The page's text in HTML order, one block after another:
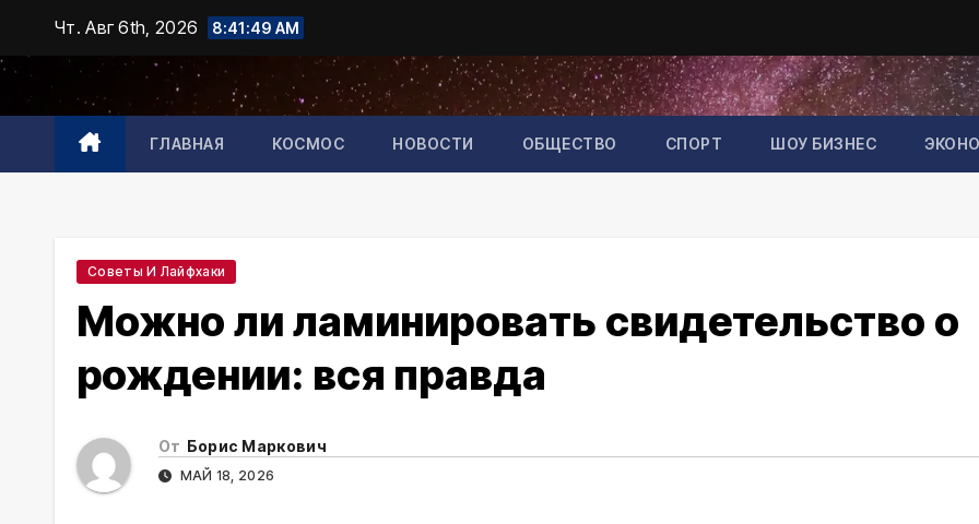
Промотать
содержимому
Чт. Авг 6th, 2026 8:41:50 AM
ГЛАВНАЯ КОСМОС НОВОСТИ ОБЩЕСТВО СПОРТ ШОУ БИЗНЕС
Советы И Лайфхаки
Можно ли ламинировать свидетельство о
рождении: вся правда
От Борис Маркович
МАЙ 18, 2026